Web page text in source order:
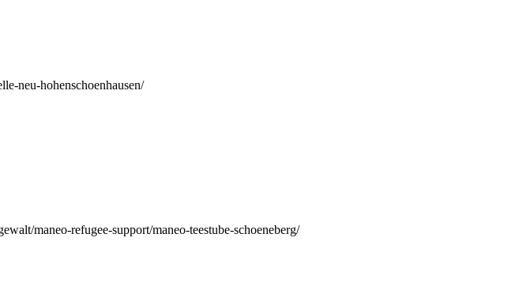
neu-hohenschoenhausen/
maneo-refugee-support/maneo-teestube-schoeneberg/